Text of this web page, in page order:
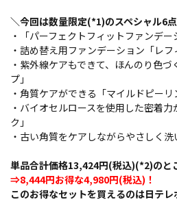
＼今回は数量限定(*1)のスペシャル6
・「パーフェクトフィットファンデー
・詰め替え用ファンデーション「レフ
・紫外線ケアもできて、ほんのり色
プ」
・角質ケアができる「マイルドピーリ
・バイオセルロースを使用した密着
ク」
・古い角質をケアしながらやさしく洗
単品合計価格13,424円(税込)(*2)のと
⇒8,444円お得な4,980円(税込)！
このお得なセットを買えるのは日テレ